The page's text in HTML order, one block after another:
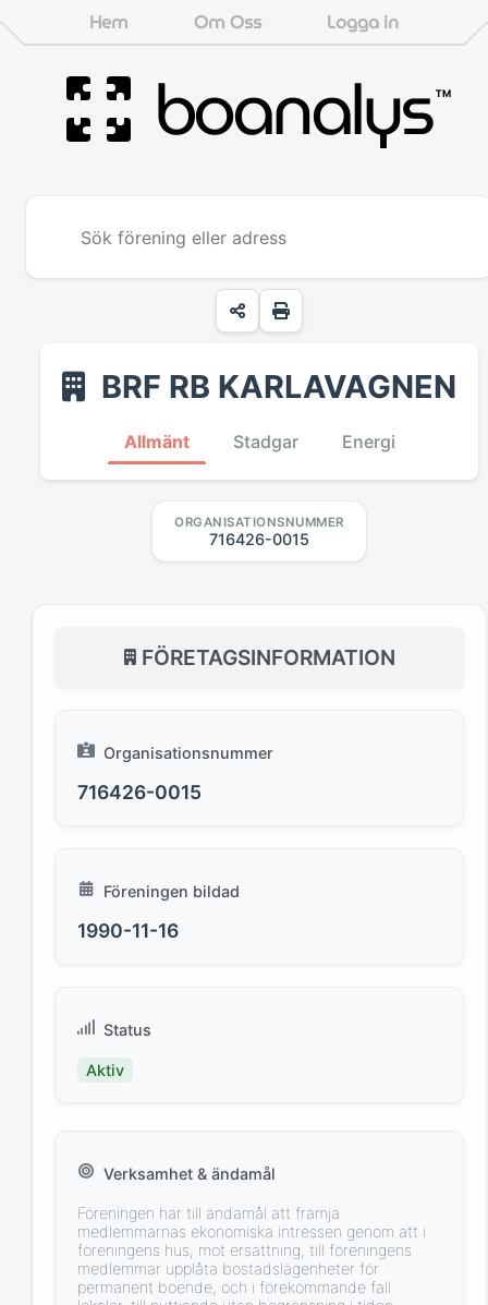
Hem Om Oss Logga in
boanalys™
BRF RB KARLAVAGNEN
Allmänt Stadgar Energi
ORGANISATIONSNUMMER
716426-0015
FÖRETAGSINFORMATION
Organisationsnummer
716426-0015
Föreningen bildad
1990-11-16
Status
Aktiv
Verksamhet & ändamål
Föreningen har till ändamål att främja
medlemmarnas ekonomiska intressen genom att i
föreningens hus, mot ersättning, till föreningens
medlemmar upplåta bostadslägenheter för
permanent boende, och i förekommande fall